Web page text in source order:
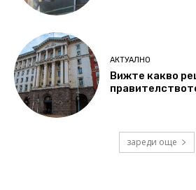
АКТУАЛНО
Вижте какво
зареди още